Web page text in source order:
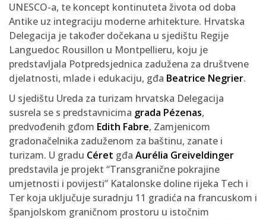
UNESCO-a, te koncept kontinuteta života od doba
Antike uz integraciju moderne arhitekture. Hrvatska
Delegacija je također dočekana u sjedištu Regije
Languedoc Rousillon u Montpellieru, koju je
predstavljala Potpredsjednica zadužena za društvene
djelatnosti, mlade i edukaciju, gđa Beatrice Negrier.
U sjedištu Ureda za turizam hrvatska Delegacija
susrela se s predstavnicima grada Pézenas,
predvođenih gđom Edith Fabre, Zamjenicom
gradonačelnika zaduženom za baštinu, zanate i
turizam. U gradu Céret gđa Aurélia Greiveldinger
predstavila je projekt “Transgranične pokrajine
umjetnosti i povijesti” Katalonske doline rijeka Tech i
Ter koja uključuje suradnju 11 gradića na francuskom i
španjolskom graničnom prostoru u istočnim